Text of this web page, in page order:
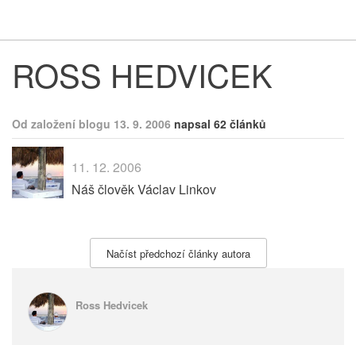
ROSS HEDVICEK
Od založení blogu 13. 9. 2006 napsal 62 článků
11. 12. 2006
Náš člověk Václav Linkov
Načíst předchozí články autora
Ross Hedvicek